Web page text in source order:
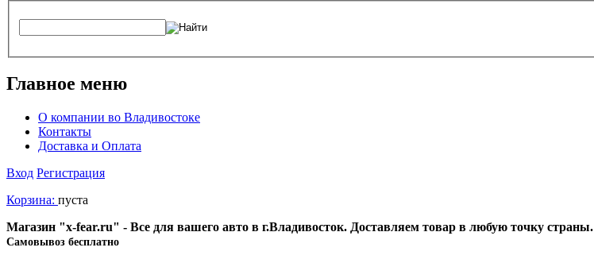
Главное меню
О компании во Владивостоке
Контакты
Доставка и Оплата
Вход Регистрация
Корзина: пуста
Магазин "x-fear.ru" - Все для вашего авто в г.Владивосток. Доставляем товар в любую точку страны.
Cамовывоз бесплатно